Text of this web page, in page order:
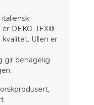
OEKO-TEX®-
Ullen er
gir behagelig